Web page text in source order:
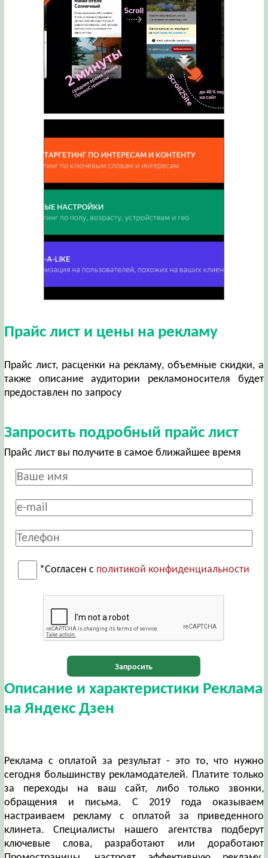
Прайс лист и цены на рекламу
Прайс лист, расценки на рекламу, объемные скидки, а
также описание аудитории рекламоносителя будет
предоставлен по запросу
Запросить подробный прайс лист
Прайс лист вы получите в самое ближайшее время
*Согласен с политикой конфиденциальности
Запросить
Описание и характеристики Реклама
на Яндекс Дзен
Реклама с оплатой за результат - это то, что нужно
сегодня большинству рекламодателей. Платите только
за переходы на ваш сайт, либо только звонки,
обращения и письма. С 2019 года оказываем
настраиваем рекламу с оплатой за приведенного
клинета. Специалисты нашего агентства подберут
ключевые слова, разработают или доработают